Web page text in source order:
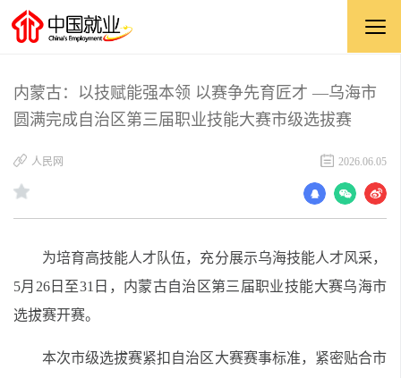
内蒙古：以技赋能强本领 以赛争先育匠才 —乌海市
圆满完成自治区第三届职业技能大赛市级选拔赛
​人民网 2026.06.05
为培育高技能人才队伍，充分展示乌海技能人才风采，
5月26日至31日，内蒙古自治区第三届职业技能大赛乌海市
选拔赛开赛。
本次市级选拔赛紧扣自治区大赛赛事标准，紧密贴合市